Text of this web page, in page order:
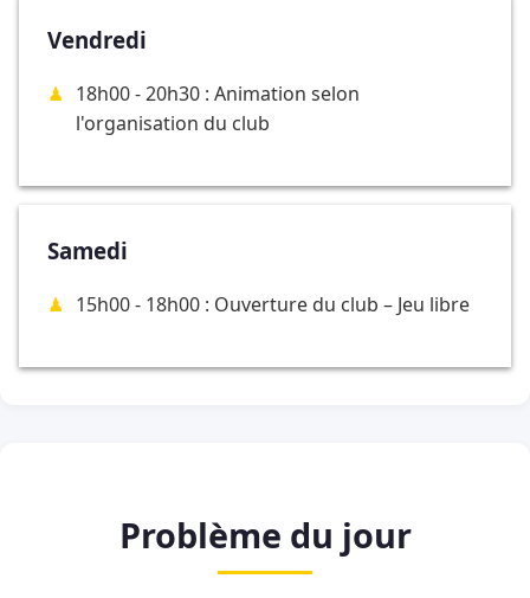
Vendredi
18h00 - 20h30 : Animation selon
l'organisation du club
Samedi
15h00 - 18h00 : Ouverture du club – Jeu libre
Problème du jour